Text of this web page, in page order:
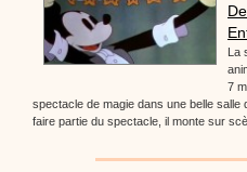
La
7
spectacle de magie dans une belle
faire partie du spectacle, il monte sur